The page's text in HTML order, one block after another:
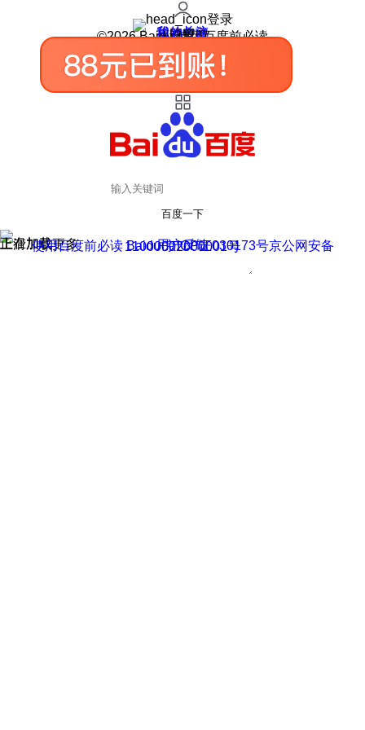
登录
我的关注
我的收藏
皮肤中心
用户反馈
设置
©2026 Baidu 使用百度前必读
百度一下
正在加载
上滑加载更多 用户反馈
使用百度前必读 Baidu 京ICP证030173号
京公网安备11000002000001号